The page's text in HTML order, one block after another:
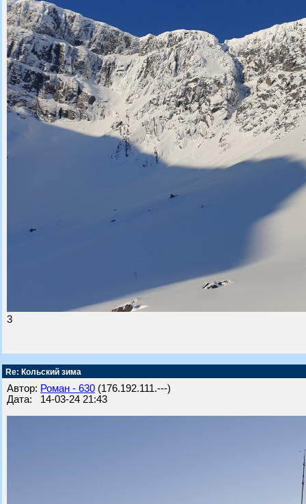
3
Re: Кольский зима
Автор: Роман - 630 (176.192.111.---)
Дата: 14-03-24 21:43